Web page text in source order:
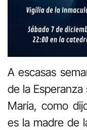
A escasas
de la
María, como
es la madre de